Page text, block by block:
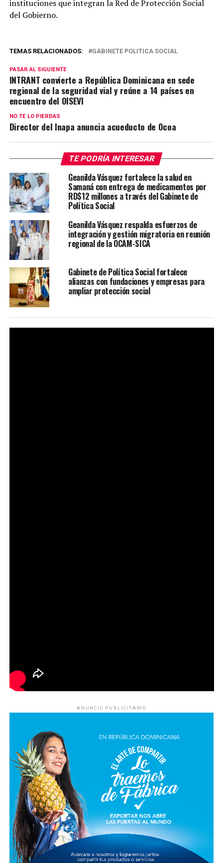
instituciones que integran la Red de Protección Social
del Gobierno.
TEMAS RELACIONADOS: GABINETE POLITICA SOCIAL
PASAR AL SIGUIENTE
INTRANT convierte a República Dominicana en sede
regional de la seguridad vial y reúne a 14 países en
encuentro del OISEVI
NO TE LO PIERDAS
Director del Inapa anuncia acueducto de Ocoa
TE PODRÍA INTERESAR
Geanilda Vásquez fortalece la salud en
Samaná con entrega de medicamentos por
RD$12 millones a través del Gabinete de
Política Social
Geanilda Vásquez respalda esfuerzos de
integración y gestión migratoria en reunión
regional de la OCAM-SICA
Gabinete de Política Social fortalece
alianzas con fundaciones y empresas para
ampliar protección social
ANUNCIO PUBLICITARIO